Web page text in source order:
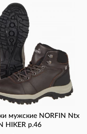
мужские NORFIN Ntx
HIKER р.46